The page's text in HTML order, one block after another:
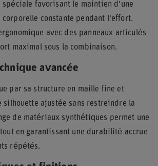
spéciale favorisant le maintien d'une
constante pendant l'effort.
avec des panneaux articulés
maximal sous la combinaison.
avancée
par sa structure en maille fine et
silhouette ajustée sans restreindre la
de matériaux synthétiques permet une
en garantissant une durabilité accrue
répétés.